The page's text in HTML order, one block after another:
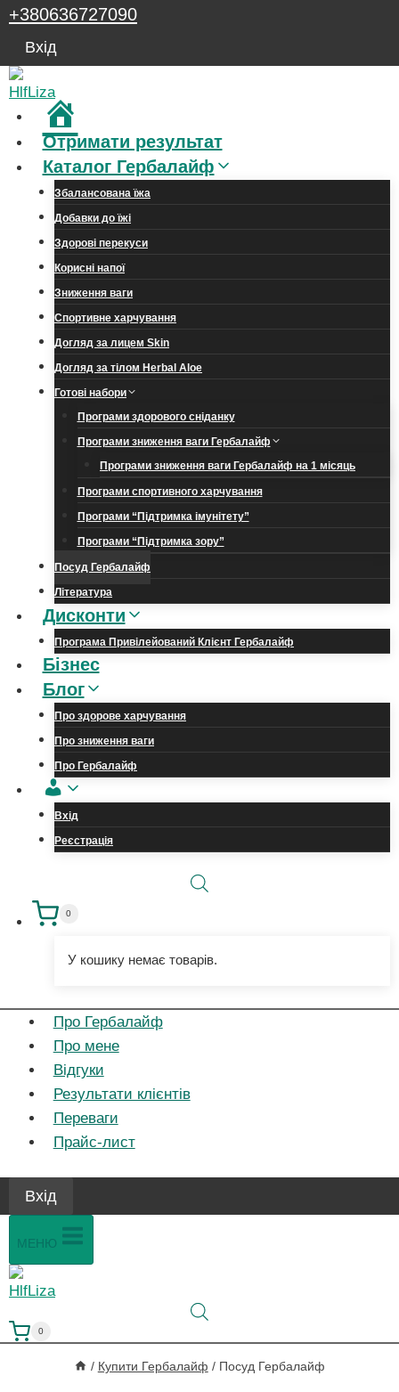
Перейти
+380636727090
Вхід
Отримати результат
Каталог Гербалайф
Збалансована їжа
Добавки до їжі
Здорові перекуси
Корисні напої
Зниження ваги
Спортивне харчування
Догляд за лицем Skin
Догляд за тілом Herbal Aloe
Готові набори
Програми здорового сніданку
Програми зниження ваги Гербалайф
Програми зниження ваги Гербалайф на 1 місяць
Програми спортивного харчування
Програми “Підтримка імунітету”
Програми “Підтримка зору”
Посуд Гербалайф
Література
Дисконти
Програма Привілейований Клієнт Гербалайф
Бізнес
Блог
Про здорове харчування
Про зниження ваги
Про Гербалайф
Обліковий
запис
Вхід
Реєстрація
0
У кошику немає товарів.
Про Гербалайф
Про мене
Відгуки
Результати клієнтів
Переваги
Прайс-лист
Вхід
МЕНЮ
0
/ Купити Гербалайф / Посуд Гербалайф